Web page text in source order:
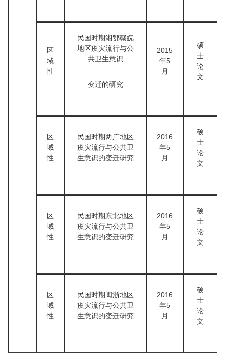
区
域
性
民国时期湘鄂赣皖
地区疫灾流行与公
共卫生意识
变迁的研究
2015
年5
月
硕
士
论
文
区
域
性
民国时期两广地区
疫灾流行与公共卫
生意识的变迁研究
2016
年5
月
硕
士
论
文
区
域
性
民国时期东北地区
疫灾流行与公共卫
生意识的变迁研究
2016
年5
月
硕
士
论
文
区
域
性
民国时期闽浙地区
疫灾流行与公共卫
生意识的变迁研究
2016
年5
月
硕
士
论
文